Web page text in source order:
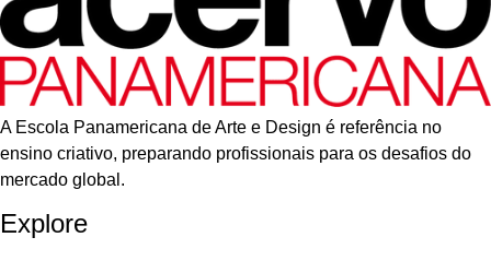
A Escola Panamericana de Arte e Design é referência no
ensino criativo, preparando profissionais para os desafios do
mercado global.
Explore